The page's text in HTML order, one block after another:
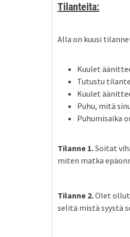
Tilanteita:
Alla on kuusi
Kuulet
Tutustu
Kuulet
Puhu, mitä
Puhumisaika
Tilanne 1.Soitat
miten matka
Tilanne 2.Olet ollut
selitä mistä syystä